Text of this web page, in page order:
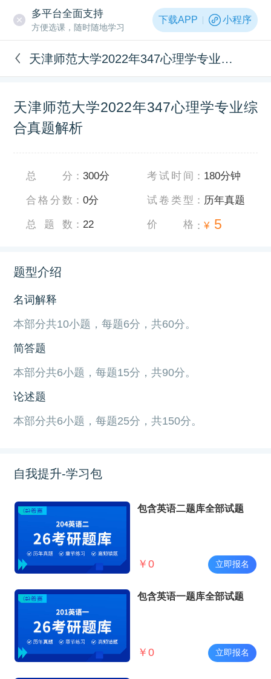
多平台全面支持
方便选课，随时随地学习
下载APP 小程序
天津师范大学2022年347心理学专业综合真题解析
天津师范大学2022年347心理学专业综
合真题解析
总分 ：300分
合格分数 ：0分
总题数 ： 22
考试时间 ： 180分钟
试卷类型 ： 历年真题
价格 ：¥ 5
题型介绍
名词解释
本部分共10小题，每题6分，共60分。
简答题
本部分共6小题，每题15分，共90分。
论述题
本部分共6小题，每题25分，共150分。
自我提升-学习包
包含英语二题库全部试题
￥ 0 立即报名
包含英语一题库全部试题
￥ 0 立即报名